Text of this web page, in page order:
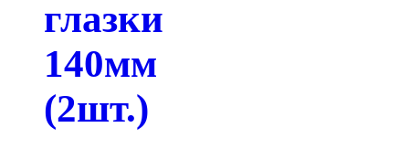
глазки
140мм
(2шт.)